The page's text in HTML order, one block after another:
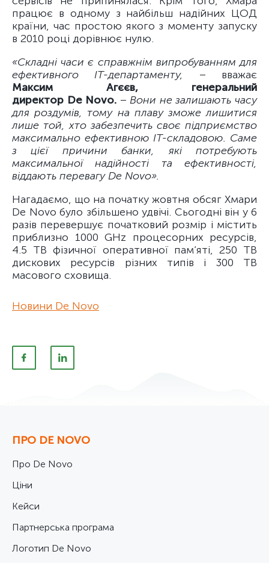
працює в одному з найбільш надійних ЦОД
країни, час простою якого з моменту запуску
в 2010 році дорівнює нулю.
«Складні часи є справжнім випробуванням для
ефективного ІТ-департаменту,
– вважає
Максим Агєєв, генеральний
директор De Novo. –Вони не залишають часу
для роздумів, тому на плаву зможе лишитися
лише той, хто забезпечить своє підприємство
максимально ефективною ІТ-складовою. Саме
з цієї причини банки, які потребують
максимальної надійності та ефективності,
віддають перевагу De Novo».
Нагадаємо, що на початку жовтня обсяг Хмари
De Novo було збільшено удвічі. Сьогодні він у 6
разів перевершує початковий розмір і містить
приблизно 1000 GHz процесорних ресурсів,
4.5 TB фізичної оперативної пам’яті, 250 TB
дискових ресурсів різних типів і 300 TB
масового сховища.
Новини De Novo
ПРО DE NOVO
Про De Novo
Ціни
Кейси
Партнерська програма
Логотип De Novo